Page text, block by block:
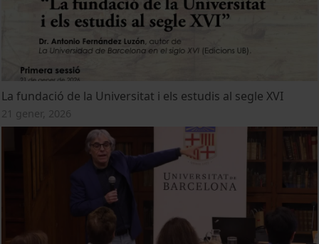
La fundació de la Universitat i els estudis al segle XVI
21 gener, 2026